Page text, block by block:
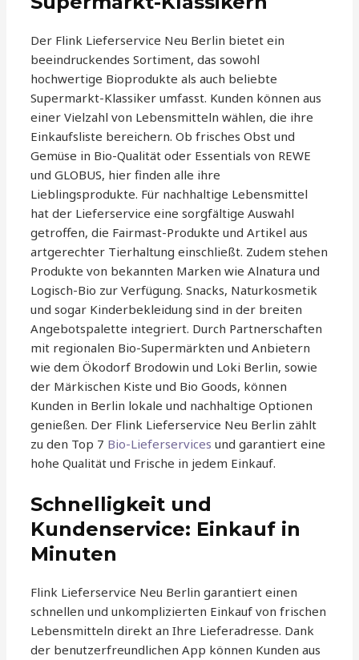
Der Flink Lieferservice Neu Berlin bietet ein
beeindruckendes Sortiment, das sowohl
hochwertige Bioprodukte als auch beliebte
Supermarkt-Klassiker umfasst. Kunden können aus
einer Vielzahl von Lebensmitteln wählen, die ihre
Einkaufsliste bereichern. Ob frisches Obst und
Gemüse in Bio-Qualität oder Essentials von REWE
und GLOBUS, hier finden alle ihre
Lieblingsprodukte. Für nachhaltige Lebensmittel
hat der Lieferservice eine sorgfältige Auswahl
getroffen, die Fairmast-Produkte und Artikel aus
artgerechter Tierhaltung einschließt. Zudem stehen
Produkte von bekannten Marken wie Alnatura und
Logisch-Bio zur Verfügung. Snacks, Naturkosmetik
und sogar Kinderbekleidung sind in der breiten
Angebotspalette integriert. Durch Partnerschaften
mit regionalen Bio-Supermärkten und Anbietern
wie dem Ökodorf Brodowin und Loki Berlin, sowie
der Märkischen Kiste und Bio Goods, können
Kunden in Berlin lokale und nachhaltige Optionen
genießen. Der Flink Lieferservice Neu Berlin zählt
zu den Top 7 Bio-Lieferservices und garantiert eine
hohe Qualität und Frische in jedem Einkauf.
Schnelligkeit und
Kundenservice: Einkauf in
Minuten
Flink Lieferservice Neu Berlin garantiert einen
schnellen und unkomplizierten Einkauf von frischen
Lebensmitteln direkt an Ihre Lieferadresse. Dank
der benutzerfreundlichen App können Kunden aus